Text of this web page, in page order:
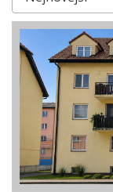
SLUŽBY
KARIÉRA
KONTAKT